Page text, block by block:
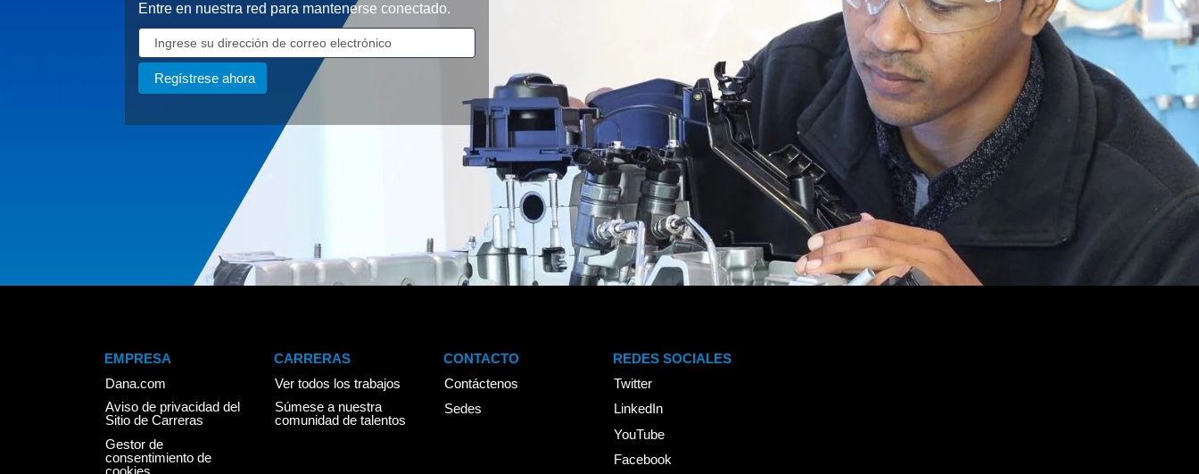
Entre en nuestra red para mantenerse conectado.
EMPRESA
Dana.com
Aviso de privacidad del
Sitio de Carreras
Gestor de
consentimiento de
cookies
CARRERAS
Ver todos los trabajos
Súmese a nuestra
comunidad de talentos
CONTACTO
Contáctenos
Sedes
REDES SOCIALES
Twitter
LinkedIn
YouTube
Facebook